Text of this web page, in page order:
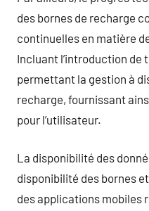
des bornes de recharge
continuelles en matière
Incluant l’introduction de
permettant la gestion à
recharge, fournissant
pour l’utilisateur.
La disponibilité des
disponibilité des bornes
des applications mobiles